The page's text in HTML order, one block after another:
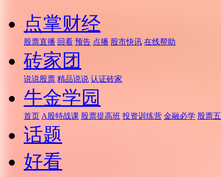
点掌财经
股票直播 回看 预告 点播 股市快讯 在线帮助
砖家团
说说股票 精品说说 认证砖家
牛金学园
首页 A股特战课 股票提高班 投资训练营 金融必学 股票
话题
好看